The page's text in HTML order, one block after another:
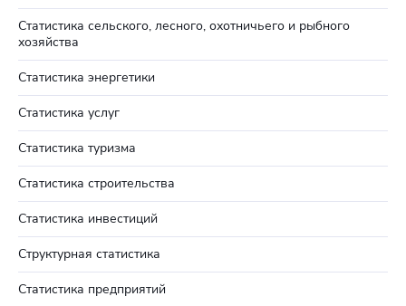
Статистика сельского, лесного, охотничьего и рыбного
хозяйства
Статистика энергетики
Статистика услуг
Статистика туризма
Статистика строительства
Статистика инвестиций
Структурная статистика
Статистика предприятий